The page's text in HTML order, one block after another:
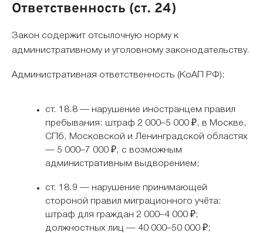
Ответственность (ст. 24)
Закон содержит отсылочную норму к
административному и уголовному законодательству.
Административная ответственность (КоАП РФ):
ст. 18.8 — нарушение иностранцем правил
пребывания: штраф 2 000–5 000 ₽, в Москве,
СПб, Московской и Ленинградской областях
— 5 000–7 000 ₽, с возможным
административным выдворением;
ст. 18.9 — нарушение принимающей
стороной правил миграционного учёта:
штраф для граждан 2 000–4 000 ₽;
должностных лиц — 40 000–50 000 ₽;